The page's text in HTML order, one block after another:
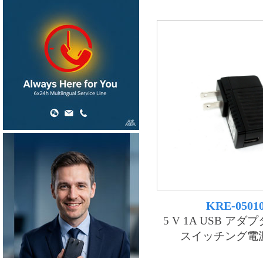
KRE-
5 V 1A USB アダプ
スイッチング電